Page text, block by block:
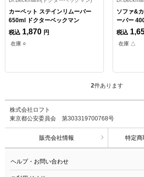
カーペット ステインリムーバー
650ml ドクターベックマン
税込 1,870 円
在庫 ○
ソファ&
ーバー
税込
在庫 △
2件あります
株式会社ロフト
東京都公安委員会 第303319700768号
販売会社情報 特定商
ヘルプ・お問い合わせ